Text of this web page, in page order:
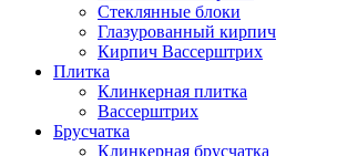
Стеклянные блоки
Глазурованный кирпич
Кирпич Вассерштрих
Плитка
Клинкерная плитка
Вассерштрих
Брусчатка
Клинкерная брусчатка